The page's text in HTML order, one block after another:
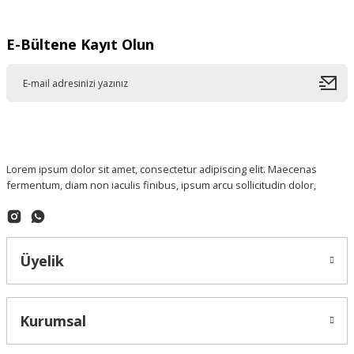
E-Bültene Kayıt Olun
Lorem ipsum dolor sit amet, consectetur adipiscing elit. Maecenas
fermentum, diam non iaculis finibus, ipsum arcu sollicitudin dolor,
Üyelik
Kurumsal